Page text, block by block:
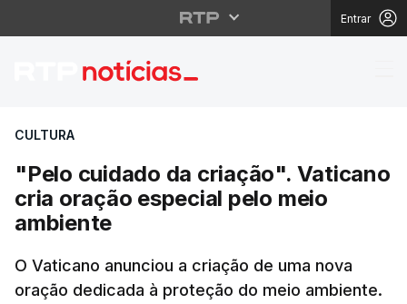
Entrar
"Pelo cuidado da
CULTURA
"Pelo cuidado da criação". Vaticano
cria oração especial pelo meio
ambiente
O Vaticano anunciou a criação de uma nova
oração dedicada à proteção do meio ambiente.